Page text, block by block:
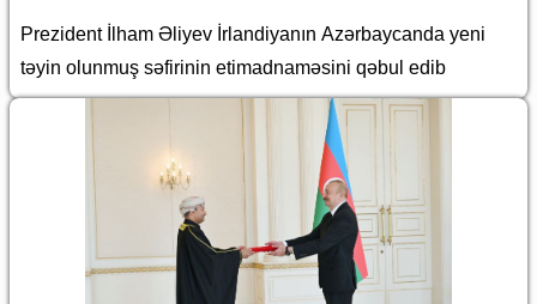
Prezident İlham Əliyev İrlandiyanın Azərbaycanda yeni
təyin olunmuş səfirinin etimadnaməsini qəbul edib